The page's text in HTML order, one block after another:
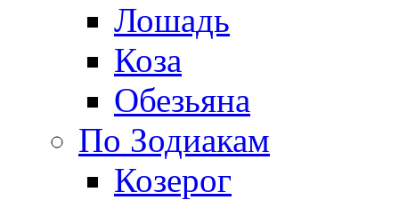
Лошадь
Коза
Обезьяна
По Зодиакам
Козерог